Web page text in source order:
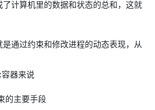
计算机里的数据和状态的总和，这就
通过约束和修改进程的动态表现，从
器来说
的主要手段